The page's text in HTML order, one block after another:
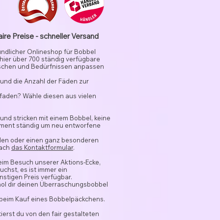
Preise - schneller Versand
Onlineshop für Bobbel
über 700 ständig verfügbare
und Bedürfnissen anpassen
die Anzahl der Fäden zur
Wähle diesen aus vielen
stricken mit einem Bobbel, keine
ständig um neu entworfene
oder einen ganz besonderen
das Kontaktformular.
Besuch unserer Aktions-Ecke,
es ist immer ein
Preis verfügbar.
dir deinen Überraschungsbobbel
Kauf eines Bobbelpäckchens.
du von den fair gestalteten